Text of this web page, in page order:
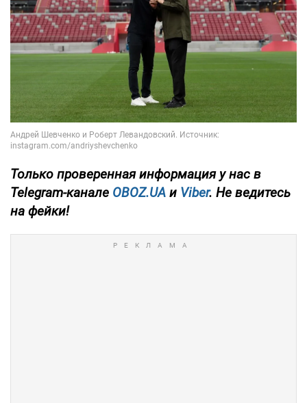
Только проверенная информация у нас в
Telegram-канале OBOZ.UA и Viber. Не ведитесь
на фейки!